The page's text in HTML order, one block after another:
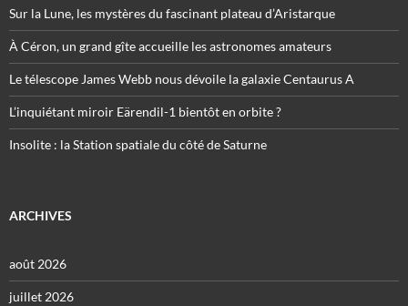
Sur la Lune, les mystères du fascinant plateau d’Aristarque
À Céron, un grand gîte accueille les astronomes amateurs
Le télescope James Webb nous dévoile la galaxie Centaurus A
L’inquiétant miroir Eärendil-1 bientôt en orbite ?
Insolite : la Station spatiale du côté de Saturne
ARCHIVES
août 2026
juillet 2026